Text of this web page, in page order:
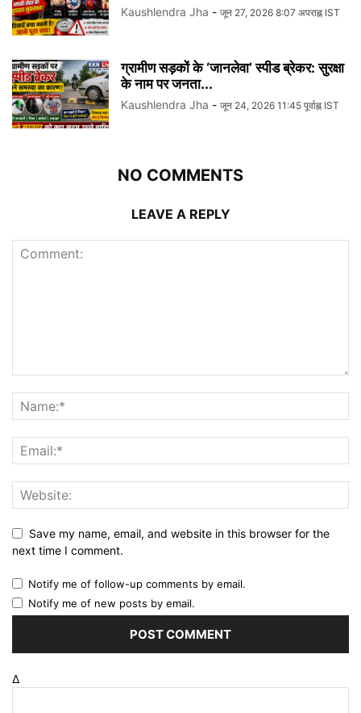
Kaushlendra Jha - जून 27, 2026 8:07 अपराह्न IST
ग्रामीण सड़कों के ‘जानलेवा’ स्पीड ब्रेकर: सुरक्षा
के नाम पर जनता...
Kaushlendra Jha - जून 24, 2026 11:45 पूर्वाह्न IST
NO COMMENTS
LEAVE A REPLY
Save my name, email, and website in this browser for the
next time I comment.
Notify me of follow-up comments by email.
Notify me of new posts by email.
Δ